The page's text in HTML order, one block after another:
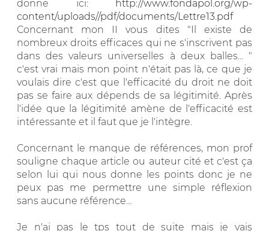
donne ici:
http://www.fondapol.org/wp-
content/uploads//pdf/documents/Lettre13.pdf
Concernant mon II vous dites "Il existe de
nombreux droits efficaces qui ne s'inscrivent pas
dans des valeurs universelles à deux balles... "
c'est vrai mais mon point n'était pas là, ce que je
voulais dire c'est que l'efficacité du droit ne doit
pas se faire aux dépends de sa légitimité. Après
l'idée que la légitimité amène de l'efficacité est
intéressante et il faut que je l'intègre.
Concernant le manque de références, mon prof
souligne chaque article ou auteur cité et c'est ça
selon lui qui nous donne les points donc je ne
peux pas me permettre une simple réflexion
sans aucune référence...
Je n'ai pas le tps tout de suite mais je vais